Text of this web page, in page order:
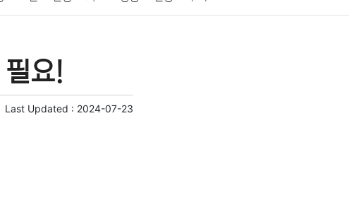
어 교육
요!
Last Updated : 2024-07-23